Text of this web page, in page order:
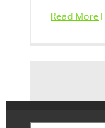
Read More